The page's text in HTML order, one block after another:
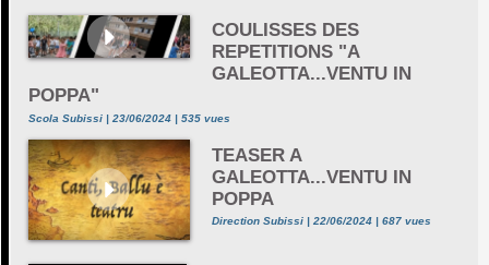
COULISSES DES
REPETITIONS "A
GALEOTTA...VENTU IN
POPPA"
Scola Subissi | 23/06/2024 | 535 vues
TEASER A
GALEOTTA...VENTU IN
POPPA
Direction Subissi | 22/06/2024 | 687 vues